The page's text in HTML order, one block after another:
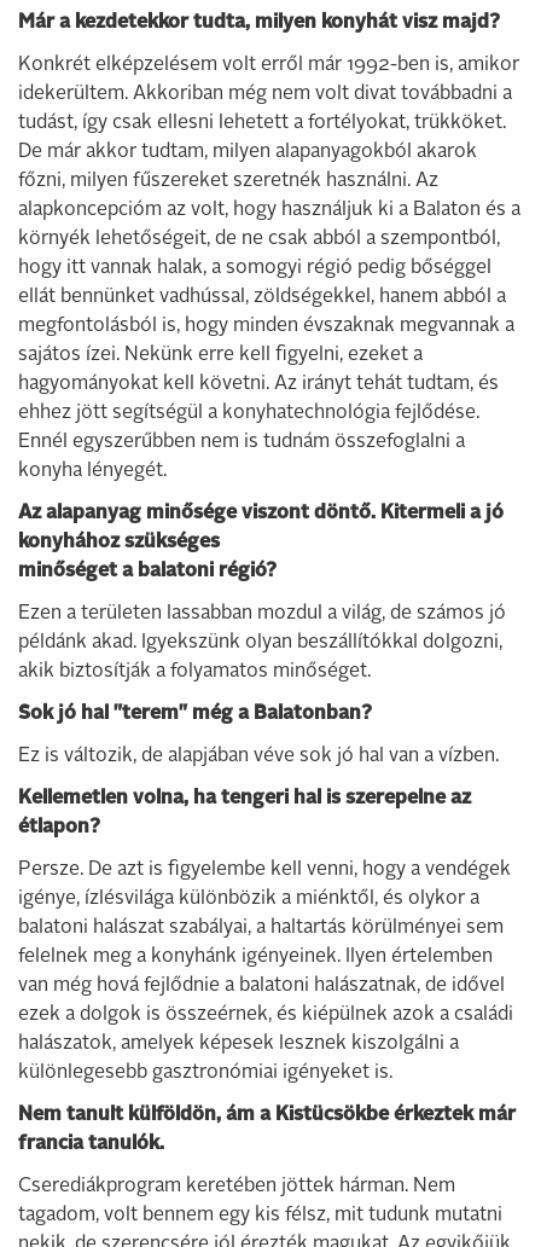
Már a kezdetekkor tudta, milyen konyhát visz majd?
Konkrét elképzelésem volt erről már 1992-ben is, amikor
idekerültem. Akkoriban még nem volt divat továbbadni a
tudást, így csak ellesni lehetett a fortélyokat, trükköket.
De már akkor tudtam, milyen alapanyagokból akarok
főzni, milyen fűszereket szeretnék használni. Az
alapkoncepcióm az volt, hogy használjuk ki a Balaton és a
környék lehetőségeit, de ne csak abból a szempontból,
hogy itt vannak halak, a somogyi régió pedig bőséggel
ellát bennünket vadhússal, zöldségekkel, hanem abból a
megfontolásból is, hogy minden évszaknak megvannak a
sajátos ízei. Nekünk erre kell figyelni, ezeket a
hagyományokat kell követni. Az irányt tehát tudtam, és
ehhez jött segítségül a konyhatechnológia fejlődése.
Ennél egyszerűbben nem is tudnám összefoglalni a
konyha lényegét.
Az alapanyag minősége viszont döntő. Kitermeli a jó
konyhához szükséges
minőséget a balatoni régió?
Ezen a területen lassabban mozdul a világ, de számos jó
példánk akad. Igyekszünk olyan beszállítókkal dolgozni,
akik biztosítják a folyamatos minőséget.
Sok jó hal "terem" még a Balatonban?
Ez is változik, de alapjában véve sok jó hal van a vízben.
Kellemetlen volna, ha tengeri hal is szerepelne az
étlapon?
Persze. De azt is figyelembe kell venni, hogy a vendégek
igénye, ízlésvilága különbözik a miénktől, és olykor a
balatoni halászat szabályai, a haltartás körülményei sem
felelnek meg a konyhánk igényeinek. Ilyen értelemben
van még hová fejlődnie a balatoni halászatnak, de idővel
ezek a dolgok is összeérnek, és kiépülnek azok a családi
halászatok, amelyek képesek lesznek kiszolgálni a
különlegesebb gasztronómiai igényeket is.
Nem tanult külföldön, ám a Kistücsökbe érkeztek már
francia tanulók.
Cserediákprogram keretében jöttek hárman. Nem
tagadom, volt bennem egy kis félsz, mit tudunk mutatni